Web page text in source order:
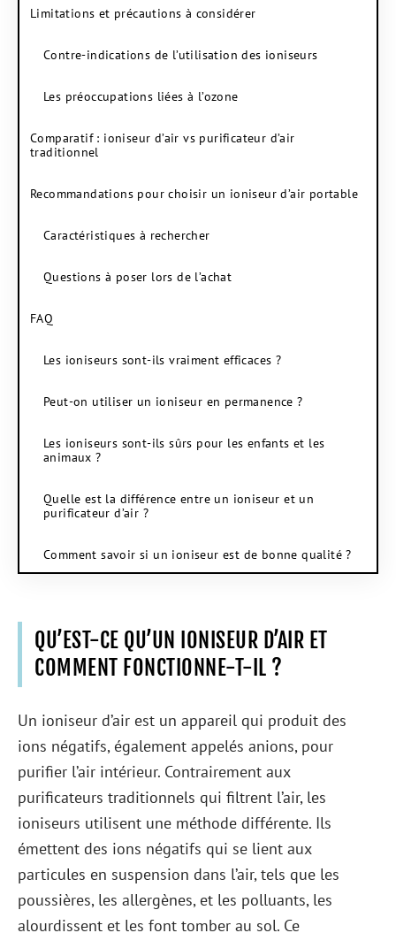
Limitations et précautions à considérer
Contre-indications de l’utilisation des ioniseurs
Les préoccupations liées à l’ozone
Comparatif : ioniseur d’air vs purificateur d’air
traditionnel
Recommandations pour choisir un ioniseur d’air portable
Caractéristiques à rechercher
Questions à poser lors de l’achat
FAQ
Les ioniseurs sont-ils vraiment efficaces ?
Peut-on utiliser un ioniseur en permanence ?
Les ioniseurs sont-ils sûrs pour les enfants et les
animaux ?
Quelle est la différence entre un ioniseur et un
purificateur d’air ?
Comment savoir si un ioniseur est de bonne qualité ?
QU’EST-CE QU’UN IONISEUR D’AIR ET
COMMENT FONCTIONNE-T-IL ?
Un ioniseur d’air est un appareil qui produit des
ions négatifs, également appelés anions, pour
purifier l’air intérieur. Contrairement aux
purificateurs traditionnels qui filtrent l’air, les
ioniseurs utilisent une méthode différente. Ils
émettent des ions négatifs qui se lient aux
particules en suspension dans l’air, tels que les
poussières, les allergènes, et les polluants, les
alourdissent et les font tomber au sol. Ce